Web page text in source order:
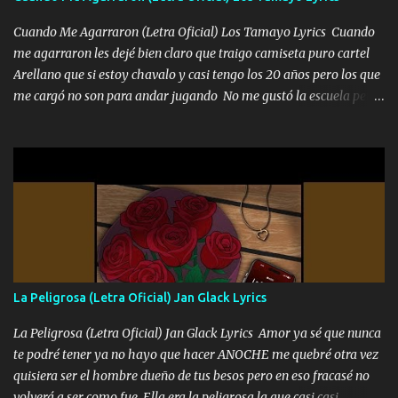
Cuando Me Agarraron (Letra Oficial) Los Tamayo Lyrics Cuando
me agarraron les dejé bien claro que traigo camiseta puro cartel
Arellano que si estoy chavalo y casi tengo los 20 años pero los que
me cargó no son para andar jugando No me gustó la escuela pero
Yo Soy El De Las Pacas Sobrino Del Brazo Armad0 Con mi Glock
fajado y mi R terciado me van a ver allá por TJ para un licenciado
mando un abrazo andamos al cien Choritas también Música
Ando en la colonia bien acelerado traigo un M2 que nunca me ha
fallado para mi compadre mandó un fuerte abrazo también al
Especial sabe que lo apreciamos En los mejores antros me verán
tomando con mujeres hermosas y botellas destapando siempre
bien cuidado bien atrabancado y a los que me conocen ya saben de
lo que hablo Entre lob...
La Peligrosa (Letra Oficial) Jan Glack Lyrics
La Peligrosa (Letra Oficial) Jan Glack Lyrics Amor ya sé que nunca
te podré tener ya no hayo que hacer ANOCHE me quebré otra vez
quisiera ser el hombre dueño de tus besos pero en eso fracasé no